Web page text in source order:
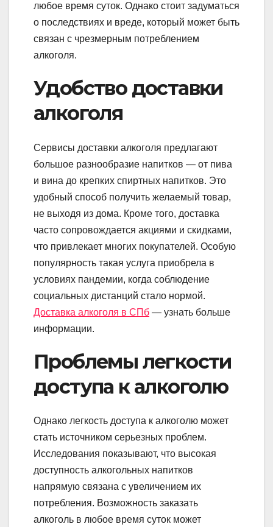
любое время суток. Однако стоит задуматься
о последствиях и вреде, который может быть
связан с чрезмерным потреблением
алкоголя.
Удобство доставки
алкоголя
Сервисы доставки алкоголя предлагают
большое разнообразие напитков — от пива
и вина до крепких спиртных напитков. Это
удобный способ получить желаемый товар,
не выходя из дома. Кроме того, доставка
часто сопровождается акциями и скидками,
что привлекает многих покупателей. Особую
популярность такая услуга приобрела в
условиях пандемии, когда соблюдение
социальных дистанций стало нормой.
Доставка алкоголя в СПб — узнать больше
информации.
Проблемы легкости
доступа к алкоголю
Однако легкость доступа к алкоголю может
стать источником серьезных проблем.
Исследования показывают, что высокая
доступность алкогольных напитков
напрямую связана с увеличением их
потребления. Возможность заказать
алкоголь в любое время суток может